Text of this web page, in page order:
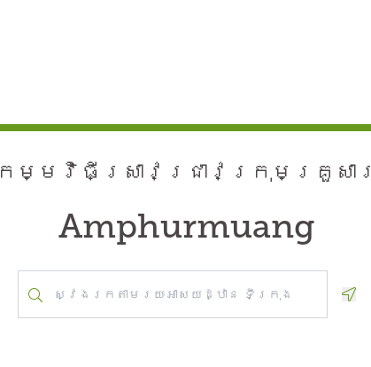
កម្មវិធី​ស្រាវជ្រាវ​ក្រុមគ្រួសារ
Amphurmuang